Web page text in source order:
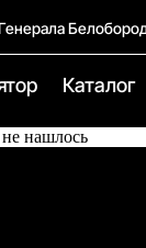
Каталог
нашлось